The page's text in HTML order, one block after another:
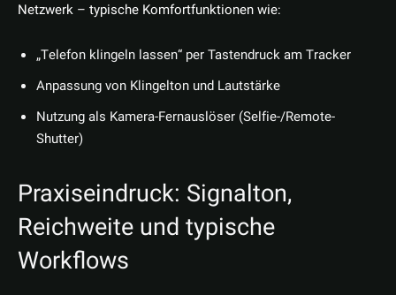
Netzwerk – typische Komfortfunktionen wie:
„Telefon klingeln lassen“ per Tastendruck am Tracker
Anpassung von Klingelton und Lautstärke
Nutzung als Kamera-Fernauslöser (Selfie-/Remote-
Shutter)
Praxiseindruck: Signalton,
Reichweite und typische
Workflows